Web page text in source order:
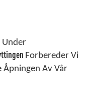
Under
Forbereder Vi
Åpningen Av Vår